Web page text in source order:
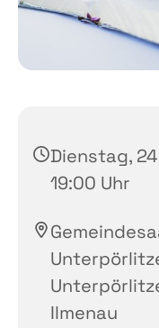
Dienstag,
19:00 Uhr
Ilmenau